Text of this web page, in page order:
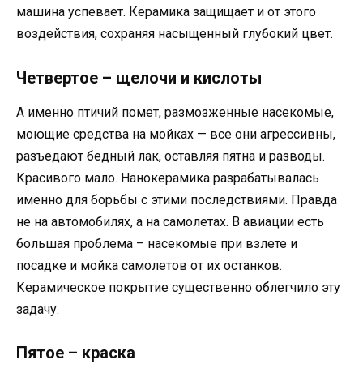
машина успевает. Керамика защищает и от этого
воздействия, сохраняя насыщенный глубокий цвет.
Четвертое – щелочи и кислоты
А именно птичий помет, размозженные насекомые,
моющие средства на мойках — все они агрессивны,
разъедают бедный лак, оставляя пятна и разводы.
Красивого мало. Нанокерамика разрабатывалась
именно для борьбы с этими последствиями. Правда
не на автомобилях, а на самолетах. В авиации есть
большая проблема – насекомые при взлете и
посадке и мойка самолетов от их останков.
Керамическое покрытие существенно облегчило эту
задачу.
Пятое – краска